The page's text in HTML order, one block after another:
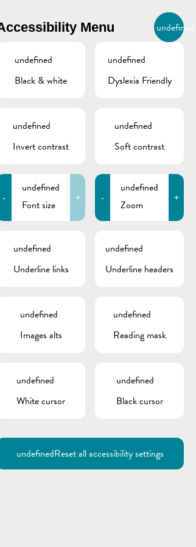
EN
BIERGER.REMICH.LU
227
Menu undefined
undefined
Black & white
undefined
Dyslexia Friendly
undefined
Invert contrast
undefined
Soft contrast
-
undefined
Font size
+ -
undefined
Zoom
+
undefined
Underline links
undefined
Underline headers
undefined
Images alts
undefined
Reading mask
undefined
White cursor
undefined
Black cursor
undefinedReset all accessibility settings